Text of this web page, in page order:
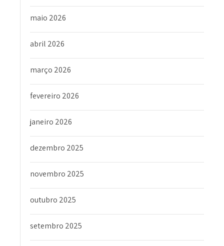
maio 2026
abril 2026
março 2026
fevereiro 2026
janeiro 2026
dezembro 2025
novembro 2025
outubro 2025
setembro 2025